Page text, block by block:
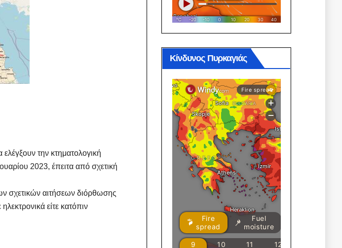
την κτηματολογική
2023, έπειτα από σχετική
σχετικών αιτήσεων διόρθωσης
είτε κατόπιν
Κίνδυνος Πυρκαγιάς